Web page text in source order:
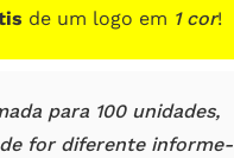
de um logo em 1 cor!
para 100 unidades,
for diferente informe-